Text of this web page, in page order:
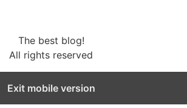
The best blog!
All rights reserved
Exit mobile version